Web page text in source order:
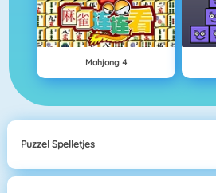
Mahjong 4
Puzzel Spelletjes